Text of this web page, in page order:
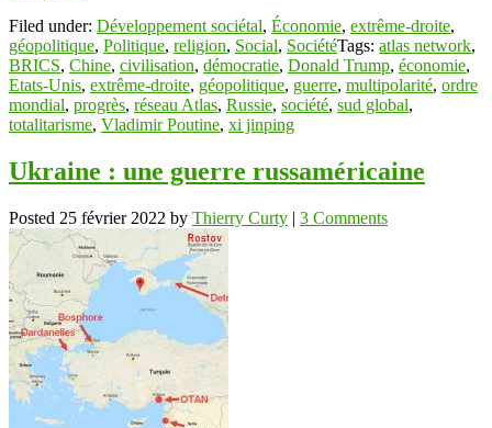
Filed under: Développement sociétal, Économie, extrême-droite,
géopolitique, Politique, religion, Social, SociétéTags: atlas network,
BRICS, Chine, civilisation, démocratie, Donald Trump, économie,
Etats-Unis, extrême-droite, géopolitique, guerre, multipolarité, ordre
mondial, progrès, réseau Atlas, Russie, société, sud global,
totalitarisme, Vladimir Poutine, xi jinping
Ukraine : une guerre russaméricaine
Posted 25 février 2022 by Thierry Curty | 3 Comments